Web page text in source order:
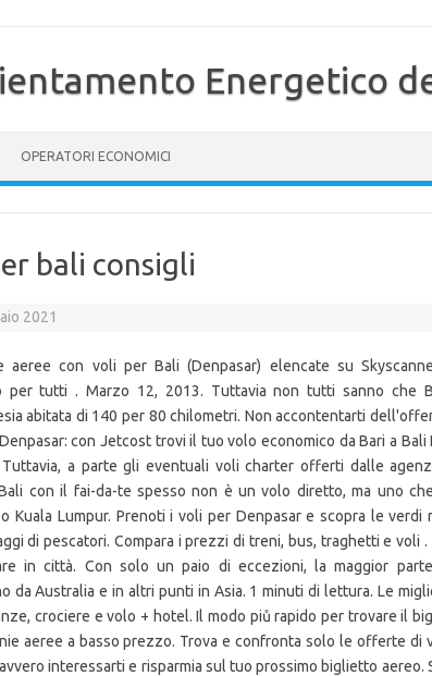
Energetico
OPERATORI ECONOMICI
bali consigli
2021
aeree con voli per Bali (Denpasar) elencate su
per tutti . Marzo 12, 2013. Tuttavia non tutti sanno che
abitata di 140 per 80 chilometri. Non accontentarti
con Jetcost trovi il tuo volo economico da Bari a
Tuttavia, a parte gli eventuali voli charter offerti dalle
con il fai-da-te spesso non è un volo diretto, ma uno
Kuala Lumpur. Prenoti i voli per Denpasar e scopra le verdi
di pescatori. Compara i prezzi di treni, bus, traghetti e voli ️.
in città. Con solo un paio di eccezioni, la maggior
da Australia e in altri punti in Asia. 1 minuti di lettura. Le
crociere e volo + hotel. Il modo piů rapido per trovare il
aeree a basso prezzo. Trova e confronta solo le offerte di
interessarti e risparmia sul tuo prossimo biglietto aereo.